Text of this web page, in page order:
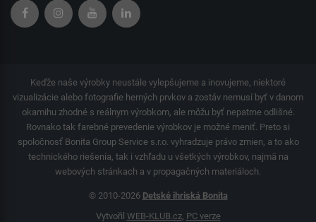
Keďže naše výrobky neustále vylepšujeme a inovujeme, niektoré
vizualizácie alebo fotografie herných prvkov a zostáv nemusí byť v danom
okamihu zhodné s reálnym výrobkom, ale môžu byť nepatrne odlišné.
Rovnako tak farebné prevedenie výrobkov je možné meniť. Preto si
spoločnosť Bonita Group Service s.r.o. vyhradzuje právo zmien, a to ako
technického riešenia, tak i vzhľadu u všetkých výrobkov, najmä na
webových stránkach a v propagačných materiáloch.
© 2010-2026 Detské ihriská Bonita
Vytvořil WEB-KLUB.cz, PC verze